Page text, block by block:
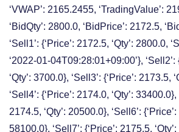
‘VWAP’: 2165.2455, ‘TradingValue’:
‘BidQty’: 2800.0, ‘BidPrice’: 2172.5,
‘Sell1’: {‘Price’: 2172.5, ‘Qty’: 2800.0,
‘2022-01-04T09:28:01+09:00’}, ‘Sell2’:
‘Qty’: 3700.0}, ‘Sell3’: {‘Price’: 2173.5,
‘Sell4’: {‘Price’: 2174.0, ‘Qty’: 33400.0},
2174.5, ‘Qty’: 20500.0}, ‘Sell6’: {‘Price’:
58100.0}, ‘Sell7’: {‘Price’: 2175.5,